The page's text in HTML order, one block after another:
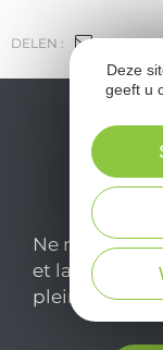
DELEN : E-MAIL
Ne manquez
et laissez-
pleinement
Deze
geeft u